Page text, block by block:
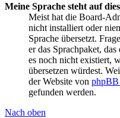
Meine Sprache steht auf
Meist hat die Board-
nicht installiert oder
Sprache übersetzt.
er das Sprachpaket,
es noch nicht existiert,
übersetzen würdest.
der Website von
gefunden werden.
Nach oben